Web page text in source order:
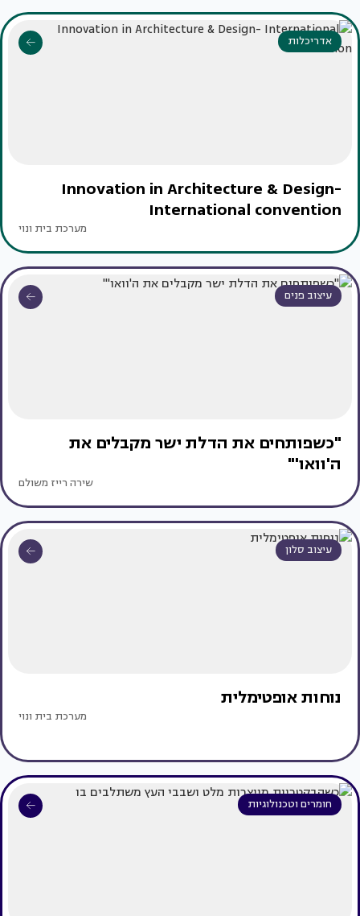
אדריכלות
Innovation in Architecture & Design-
International convention
מערכת בית ונוי
עיצוב פנים
"כשפותחים את הדלת ישר מקבלים את
ה'וואו'"
שירה רייז משולם
עיצוב סלון
נוחות אופטימלית
מערכת בית ונוי
חומרים וטכנולוגיות